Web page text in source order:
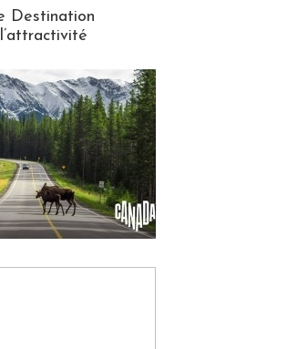
Destination